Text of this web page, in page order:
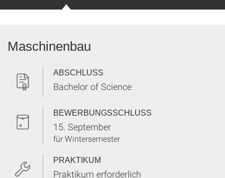
Maschinenbau
ABSCHLUSS
Bachelor of Science
BEWERBUNGSSCHLUSS
15. September
für Wintersemester
PRAKTIKUM
Praktikum erforderlich